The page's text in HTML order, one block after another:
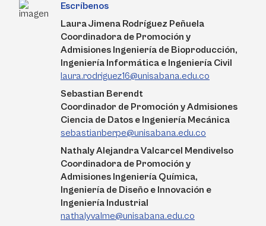
Escríbenos
Laura Jimena Rodríguez Peñuela
Coordinadora de Promoción y
Admisiones Ingeniería de Bioproducción,
Ingeniería Informática e Ingeniería Civil
laura.rodriguez16@unisabana.edu.co
Sebastian Berendt
Coordinador de Promoción y Admisiones
Ciencia de Datos e Ingeniería Mecánica
sebastianberpe@unisabana.edu.co
Nathaly Alejandra Valcarcel Mendivelso
Coordinadora de Promoción y
Admisiones Ingeniería Química,
Ingeniería de Diseño e Innovación e
Ingeniería Industrial
nathalyvalme@unisabana.edu.co